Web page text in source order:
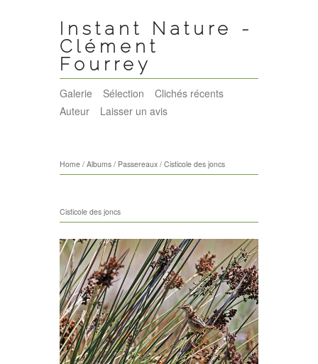
Instant Nature -
Clément
Fourrey
Galerie Sélection
Clichés récents
Auteur
Laisser un avis
Home / Albums / Passereaux / Cisticole des joncs
Cisticole des joncs